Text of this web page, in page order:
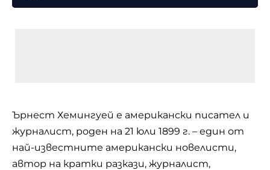
Ърнест Хемингуей е американски писател и
журналист, роден на 21 юли 1899 г. – един от
най-известните американски новелисти,
автор на кратки разкази, журналист,